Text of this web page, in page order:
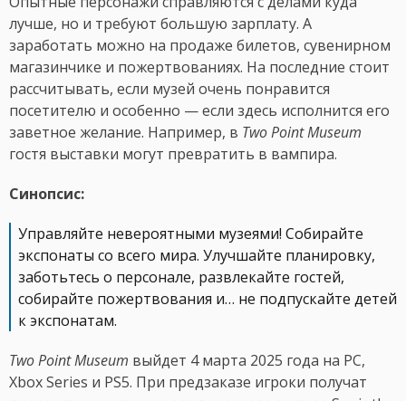
лучше, но и требуют большую зарплату. А
заработать можно на продаже билетов, сувенирном
магазинчике и пожертвованиях. На последние стоит
рассчитывать, если музей очень понравится
посетителю и особенно — если здесь исполнится его
заветное желание. Например, в Two Point Museum
гостя выставки могут превратить в вампира.
Синопсис:
Управляйте невероятными музеями! Собирайте
экспонаты со всего мира. Улучшайте планировку,
заботьтесь о персонале, развлекайте гостей,
собирайте пожертвования и… не подпускайте детей
к экспонатам.
Two Point Museum выйдет 4 марта 2025 года на PC,
Xbox Series и PS5. При предзаказе игроки получат